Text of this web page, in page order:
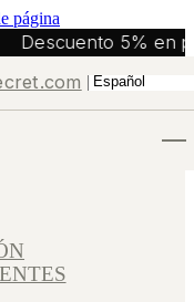
página
Descuento 5% en